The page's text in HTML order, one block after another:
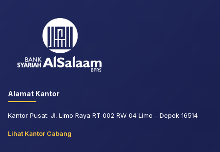
Alamat Kantor
Kantor Pusat: Jl. Limo Raya RT 002 RW 04 Limo - Depok 16514
Lihat Kantor Cabang